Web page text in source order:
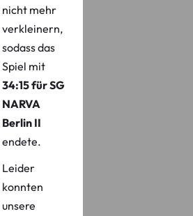
nicht mehr
verkleinern,
sodass das
Spiel mit
34:15 für SG
NARVA
Berlin II
endete.
Leider
konnten
unsere